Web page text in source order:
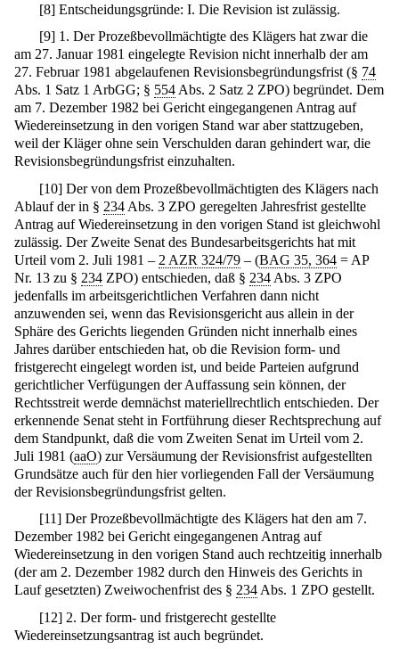
[8] Entscheidungsgründe: I. Die Revision ist zulässig.
[9] 1. Der Prozeßbevollmächtigte des Klägers hat zwar die
am 27. Januar 1981 eingelegte Revision nicht innerhalb der am
27. Februar 1981 abgelaufenen Revisionsbegründungsfrist (§ 74
Abs. 1 Satz 1 ArbGG; § 554 Abs. 2 Satz 2 ZPO) begründet. Dem
am 7. Dezember 1982 bei Gericht eingegangenen Antrag auf
Wiedereinsetzung in den vorigen Stand war aber stattzugeben,
weil der Kläger ohne sein Verschulden daran gehindert war, die
Revisionsbegründungsfrist einzuhalten.
[10] Der von dem Prozeßbevollmächtigten des Klägers nach
Ablauf der in § 234 Abs. 3 ZPO geregelten Jahresfrist gestellte
Antrag auf Wiedereinsetzung in den vorigen Stand ist gleichwohl
zulässig. Der Zweite Senat des Bundesarbeitsgerichts hat mit
Urteil vom 2. Juli 1981 – 2 AZR 324/79 – (BAG 35, 364 = AP
Nr. 13 zu § 234 ZPO) entschieden, daß § 234 Abs. 3 ZPO
jedenfalls im arbeitsgerichtlichen Verfahren dann nicht
anzuwenden sei, wenn das Revisionsgericht aus allein in der
Sphäre des Gerichts liegenden Gründen nicht innerhalb eines
Jahres darüber entschieden hat, ob die Revision form- und
fristgerecht eingelegt worden ist, und beide Parteien aufgrund
gerichtlicher Verfügungen der Auffassung sein können, der
Rechtsstreit werde demnächst materiellrechtlich entschieden. Der
erkennende Senat steht in Fortführung dieser Rechtsprechung auf
dem Standpunkt, daß die vom Zweiten Senat im Urteil vom 2.
Juli 1981 (aaO) zur Versäumung der Revisionsfrist aufgestellten
Grundsätze auch für den hier vorliegenden Fall der Versäumung
der Revisionsbegründungsfrist gelten.
[11] Der Prozeßbevollmächtigte des Klägers hat den am 7.
Dezember 1982 bei Gericht eingegangenen Antrag auf
Wiedereinsetzung in den vorigen Stand auch rechtzeitig innerhalb
(der am 2. Dezember 1982 durch den Hinweis des Gerichts in
Lauf gesetzten) Zweiwochenfrist des § 234 Abs. 1 ZPO gestellt.
[12] 2. Der form- und fristgerecht gestellte
Wiedereinsetzungsantrag ist auch begründet.